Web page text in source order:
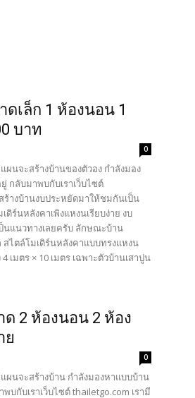
เล็ก 1 ห้องนอน 1
บาท
0
นจะสร้างบ้านของตัวอง กำลังมอง
กลับมาพบกับเราเว็บไซต์
ร้างบ้านงบประหยัดมาให้ชมกันเป็น
ดิร์นหลังคาเพิงแหงนเรียบง่าย งบ
นแนวทางเลยครับ ลักษณะบ้าน
ไตล์โมเดิร์นหลังคาแบบทรงแหงน
เมตร × 10 เมตร เฉพาะตัวบ้านเสาปูน
2 ห้องนอน 2 ห้อง
ย
0
นจะสร้างบ้าน กำลังมองหาแบบบ้าน
บกับเราเว็บไซต์ thailetgo.com เรามี